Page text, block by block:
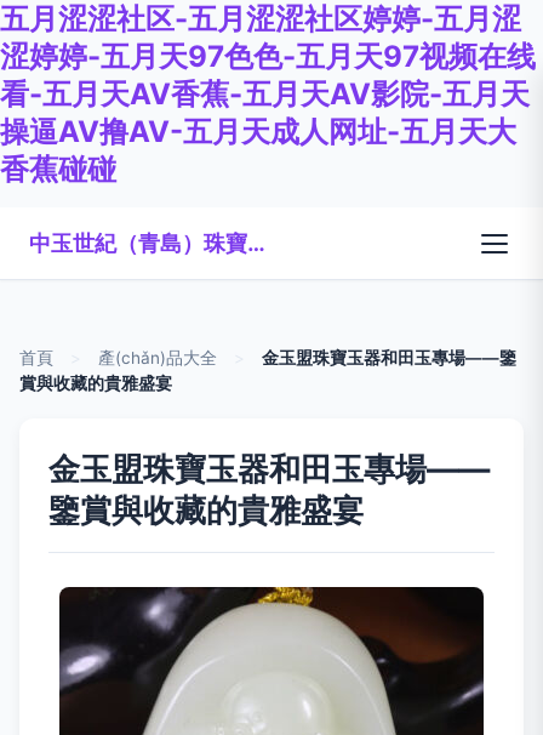
五月涩涩社区-五月涩涩社区婷婷-五月涩
涩婷婷-五月天97色色-五月天97视频在线
看-五月天AV香蕉-五月天AV影院-五月天
操逼AV撸AV-五月天成人网址-五月天大
香蕉碰碰
中玉世紀（青島）珠寶有限公司
首頁 產(chǎn)品大全
金玉盟珠寶玉器和田玉專場——鑒
賞與收藏的貴雅盛宴
金玉盟珠寶玉器和田玉專場——
鑒賞與收藏的貴雅盛宴